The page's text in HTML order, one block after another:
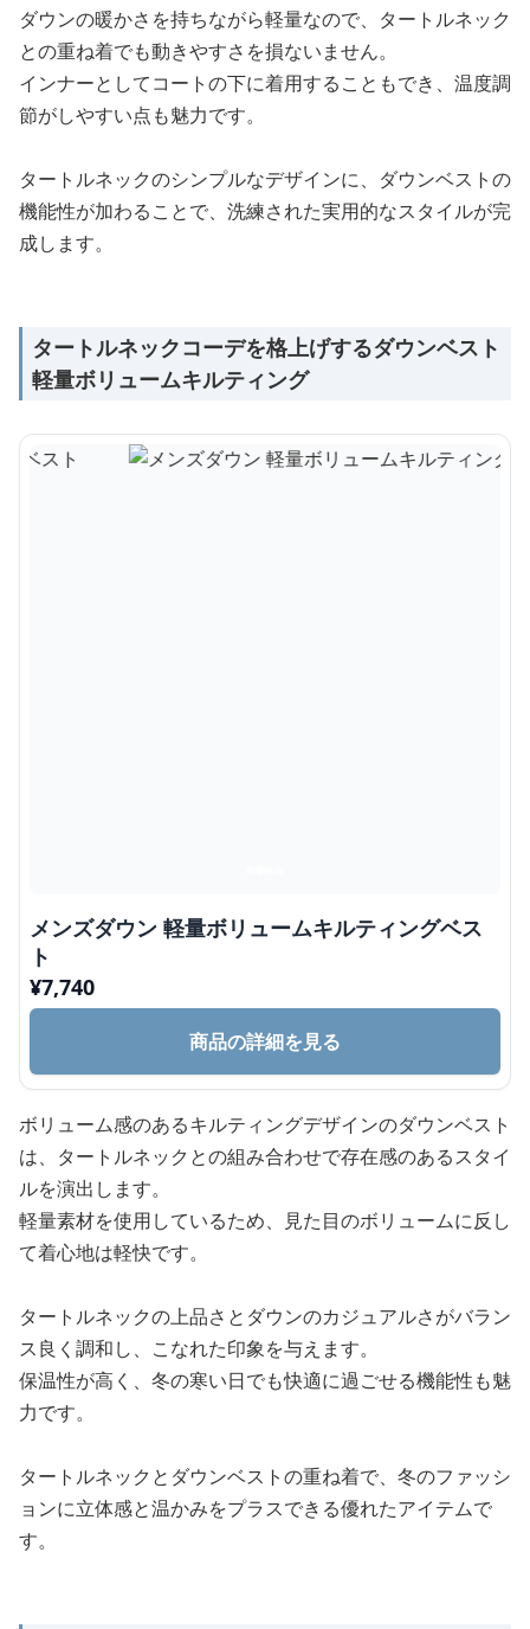
ダウンの暖かさを持ちながら軽量なので、タートルネック
との重ね着でも動きやすさを損ないません。
インナーとしてコートの下に着用することもでき、温度調
節がしやすい点も魅力です。
タートルネックのシンプルなデザインに、ダウンベストの
機能性が加わることで、洗練された実用的なスタイルが完
成します。
タートルネックコーデを格上げするダウンベスト
軽量ボリュームキルティング
メンズダウン 軽量ボリュームキルティングベス
ト
¥7,740
商品の詳細を見る
ボリューム感のあるキルティングデザインのダウンベスト
は、タートルネックとの組み合わせで存在感のあるスタイ
ルを演出します。
軽量素材を使用しているため、見た目のボリュームに反し
て着心地は軽快です。
タートルネックの上品さとダウンのカジュアルさがバラン
ス良く調和し、こなれた印象を与えます。
保温性が高く、冬の寒い日でも快適に過ごせる機能性も魅
力です。
タートルネックとダウンベストの重ね着で、冬のファッシ
ョンに立体感と温かみをプラスできる優れたアイテムで
す。